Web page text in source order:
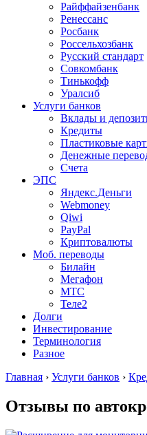
Райффайзенбанк
Ренессанс
Росбанк
Россельхозбанк
Русский стандарт
Совкомбанк
Тинькофф
Уралсиб
Услуги банков
Вклады и
Кредиты
Пластиковые
Денежные
Счета
ЭПС
Яндекс.Деньги
Webmoney
Qiwi
PayPal
Криптовалюты
Моб. переводы
Билайн
Мегафон
МТС
Теле2
Долги
Инвестирование
Терминология
Разное
Главная › Услуги банков ›
Отзывы по